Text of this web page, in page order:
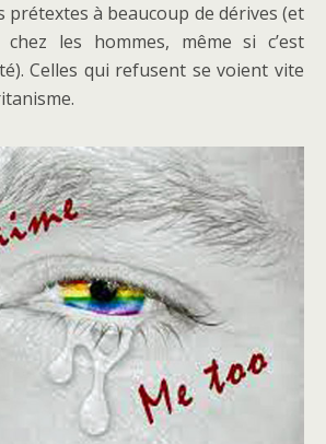
prétextes à beaucoup de dérives (et
les hommes, même si c’est
Celles qui refusent se voient vite